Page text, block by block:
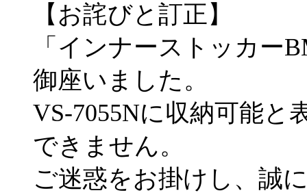
【お詫びと訂正】
「インナーストッカー
御座いました。
VS-7055Nに収納可能と
できません。
ご迷惑をお掛けし、誠